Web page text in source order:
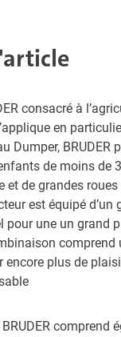
consacré à
en
Dumper, BRUDER
de moins de
et de grandes
est équipé d’un
une un grand
comprend
plus de
comprend